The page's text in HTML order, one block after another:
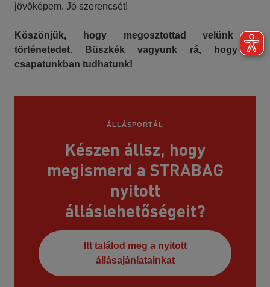
jövőképem. Jó szerencsét!
Köszönjük, hogy megosztottad velünk a
történetedet. Büszkék vagyunk rá, hogy a
csapatunkban tudhatunk!
ÁLLÁSPORTÁL
Készen állsz, hogy
megismerd a STRABAG
nyitott
álláslehetőségeit?
Itt találod meg a nyitott
állásajánlatainkat